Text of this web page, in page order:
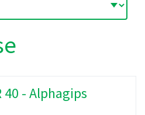
40 - Alphagips